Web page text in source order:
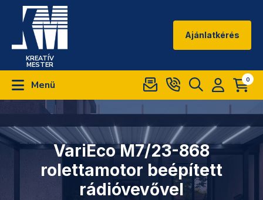
KREATÍV
MESTER
Ajánlatkérés
Menü 0
VariEco M7/23-868
rolettamotor beépített
rádióvevővel